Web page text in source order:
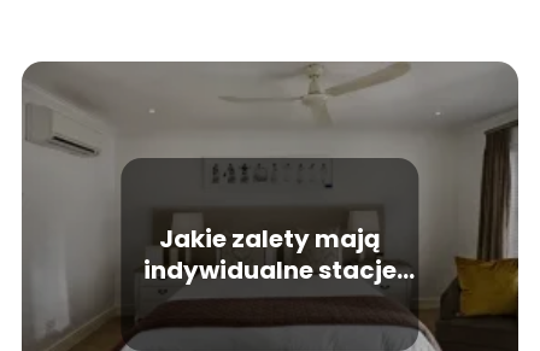
Jakie zalety mają
indywidualne stacje
mieszkaniowe
Thermic?